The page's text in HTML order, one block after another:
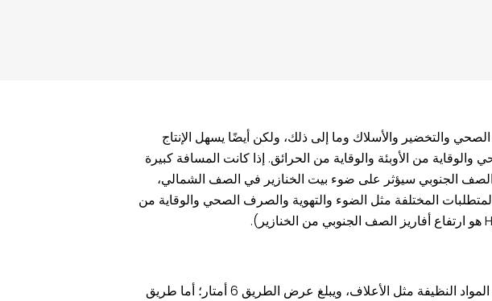
والتخضير والأسلاك وما إلى ذلك، ولكن أيضًا يسهل الإنتاج
من الأوبئة والوقاية من الحرائق. إذا كانت المسافة كبيرة
الجنوبي سيؤثر على ضوء بيت الخنازير في الصف الشمالي،
المختلفة مثل الضوء والتهوية والصرف الصحي والوقاية من
تنقسم طرق النقل في منطقة الإنتاج إلى طرق نظيفة وطرق الصرف الصحي. والطريق النظيف هو قناة لنقل المواد النظيفة مثل الأعلاف، ويبلغ عرض الطريق 6 أمتار؛ أما طريق